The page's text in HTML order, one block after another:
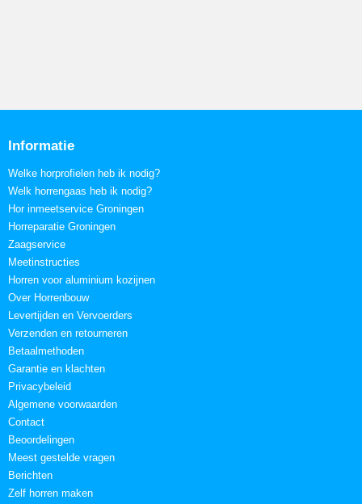
Informatie
Welke horprofielen heb ik nodig?
Welk horrengaas heb ik nodig?
Hor inmeetservice Groningen
Horreparatie Groningen
Zaagservice
Meetinstructies
Horren voor aluminium kozijnen
Over Horrenbouw
Levertijden en Vervoerders
Verzenden en retourneren
Betaalmethoden
Garantie en klachten
Privacybeleid
Algemene voorwaarden
Contact
Beoordelingen
Meest gestelde vragen
Berichten
Zelf horren maken